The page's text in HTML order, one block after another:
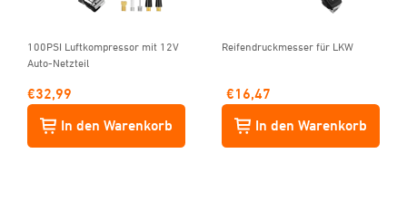
100PSI Luftkompressor mit 12V
Auto-Netzteil
€32,99
In den Warenkorb
Reifendruckmesser für LKW
€16,47
In den Warenkorb